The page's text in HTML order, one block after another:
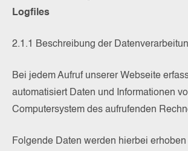
Logfiles
2.1.1 Beschreibung der
Bei jedem Aufruf unserer Webseite
automatisiert Daten und Informationen
Computersystem des aufrufenden
Folgende Daten werden hierbei